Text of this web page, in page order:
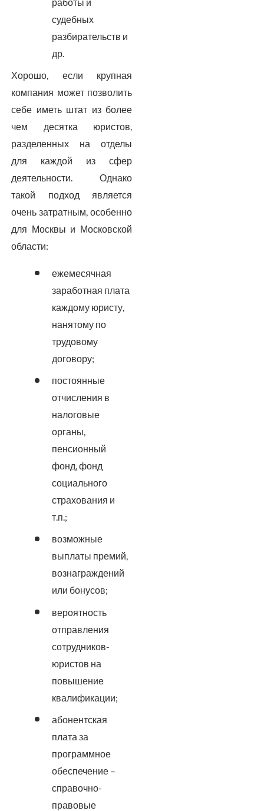
судебных
разбирательств и
др.
Хорошо, если крупная
компания может позволить
себе иметь штат из более
чем десятка юристов,
разделенных на отделы
для каждой из сфер
деятельности. Однако
такой подход является
очень затратным, особенно
для Москвы и Московской
области:
ежемесячная
заработная плата
каждому юристу,
нанятому по
трудовому
договору;
постоянные
отчисления в
налоговые
органы,
пенсионный
фонд, фонд
социального
страхования и
т.п.;
возможные
выплаты премий,
вознаграждений
или бонусов;
вероятность
отправления
сотрудников-
юристов на
повышение
квалификации;
абонентская
плата за
программное
обеспечение –
справочно-
правовые